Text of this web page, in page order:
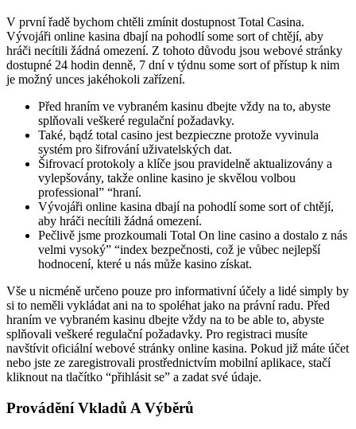
V první řadě bychom chtěli zmínit dostupnost Total Casina.
Vývojáři online kasina dbají na pohodlí some sort of chtějí, aby
hráči necítili žádná omezení. Z tohoto důvodu jsou webové stránky
dostupné 24 hodin denně, 7 dní v týdnu some sort of přístup k nim
je možný unces jakéhokoli zařízení.
Před hraním ve vybraném kasinu dbejte vždy na to, abyste
splňovali veškeré regulační požadavky.
Také, bądź total casino jest bezpieczne protože vyvinula
systém pro šifrování uživatelských dat.
Šifrovací protokoly a klíče jsou pravidelně aktualizovány a
vylepšovány, takže online kasino je skvělou volbou
professional” “hraní.
Vývojáři online kasina dbají na pohodlí some sort of chtějí,
aby hráči necítili žádná omezení.
Pečlivě jsme prozkoumali Total On line casino a dostalo z nás
velmi vysoký” “index bezpečnosti, což je vůbec nejlepší
hodnocení, které u nás může kasino získat.
Vše u nicméně určeno pouze pro informativní účely a lidé simply by
si to neměli vykládat ani na to spoléhat jako na právní radu. Před
hraním ve vybraném kasinu dbejte vždy na to be able to, abyste
splňovali veškeré regulační požadavky. Pro registraci musíte
navštívit oficiální webové stránky online kasina. Pokud již máte účet
nebo jste ze zaregistrovali prostřednictvím mobilní aplikace, stačí
kliknout na tlačítko “přihlásit se” a zadat své údaje.
Provádění Vkladů A Výběrů